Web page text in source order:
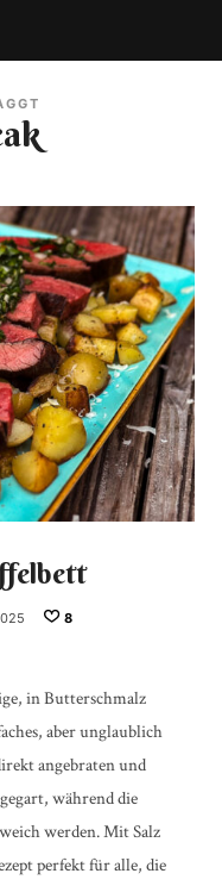
8
in Butterschmalz
aber unglaublich
angebraten und
während die
werden. Mit Salz
perfekt für alle, die